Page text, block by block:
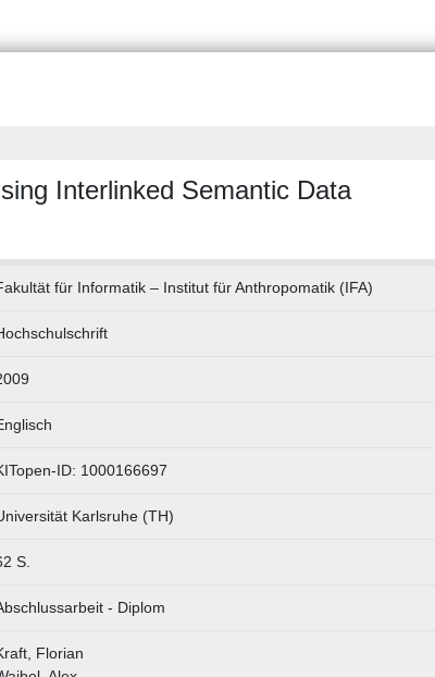
Interlinked Semantic Data
für Informatik – Institut für Anthropomatik (IFA)
ID: 1000166697
Karlsruhe (TH)
S.
- Diplom
Florian